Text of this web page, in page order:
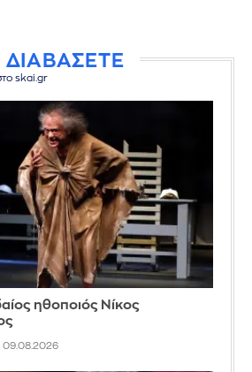
ΔΙΑΒΑΣΕΤΕ
skai.gr
ηθοποιός Νίκος
09.08.2026